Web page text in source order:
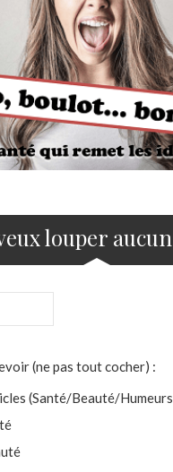
louper
(ne pas tout cocher) :
(Santé/Beauté/